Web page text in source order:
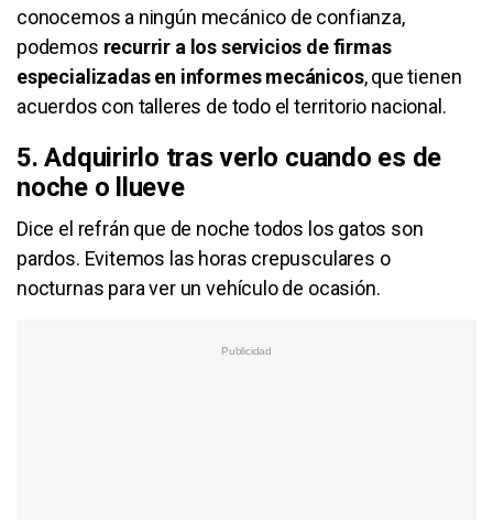
conocemos a ningún mecánico de confianza,
podemos recurrir a los servicios de firmas
especializadas en informes mecánicos, que tienen
acuerdos con talleres de todo el territorio nacional.
5. Adquirirlo tras verlo cuando es de
noche o llueve
Dice el refrán que de noche todos los gatos son
pardos. Evitemos las horas crepusculares o
nocturnas para ver un vehículo de ocasión.